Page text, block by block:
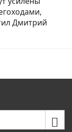
Дмитрий